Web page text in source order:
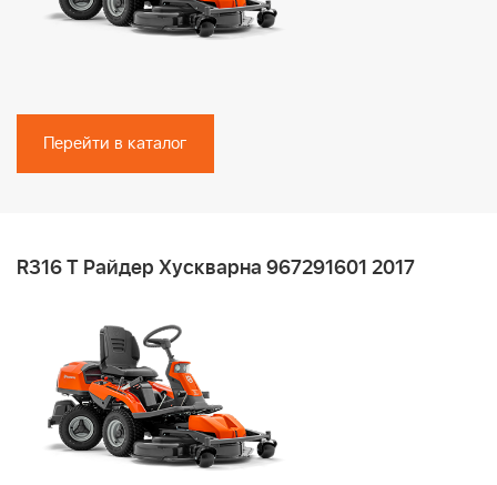
Перейти в каталог
R316 T Райдер Хускварна 967291601 2017